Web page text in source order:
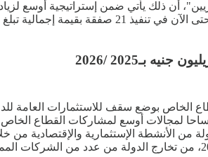
لمجالات أوسع لمشاركات القطاع الخاص
من الأنشطة الإستثمارية والإقتصادية
الخاص بإستهداف حصيلة بنحو 3 مليارات دولار خلال العام المالي